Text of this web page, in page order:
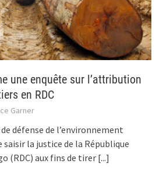
une enquête sur l’attribution
en RDC
Garner
défense de l’environnement
saisir la justice de la République
(RDC) aux fins de tirer [...]